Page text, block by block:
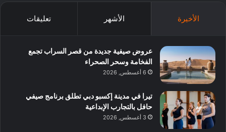
الأخيرة الأشهر تعليقات
عروض صيفية جديدة من قصر السراب تجمع
الفخامة وسحر الصحراء
6 أغسطس, 2026
تيرا في مدينة إكسبو دبي تطلق برنامج صيفي
حافل بالتجارب الإبداعية
3 أغسطس, 2026